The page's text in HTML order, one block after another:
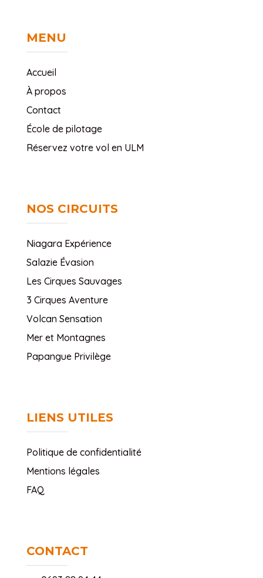
MENU
Accueil
À propos
Contact
École de pilotage
Réservez votre vol en ULM
NOS CIRCUITS
Niagara Expérience
Salazie Évasion
Les Cirques Sauvages
3 Cirques Aventure
Volcan Sensation
Mer et Montagnes
Papangue Privilège
LIENS UTILES
Politique de confidentialité
Mentions légales
FAQ
CONTACT